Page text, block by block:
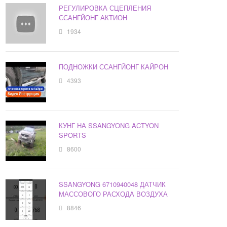
РЕГУЛИРОВКА СЦЕПЛЕНИЯ
ССАНГЙОНГ АКТИОН
1934
ПОДНОЖКИ ССАНГЙОНГ КАЙРОН
4393
КУНГ НА SSANGYONG ACTYON
SPORTS
8600
SSANGYONG 6710940048 ДАТЧИК
МАССОВОГО РАСХОДА ВОЗДУХА
8846